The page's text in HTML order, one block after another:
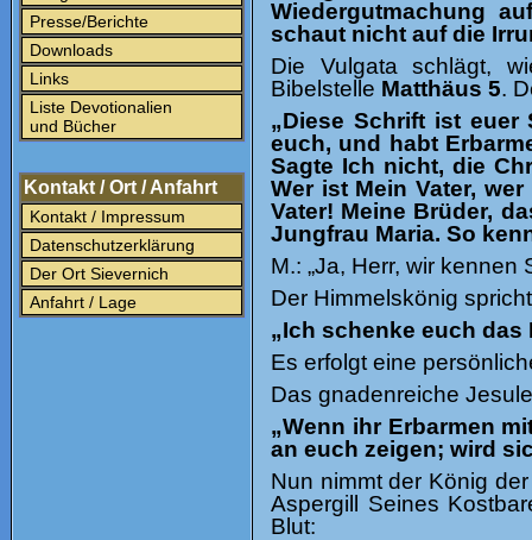
Presse/Berichte
Downloads
Links
Liste Devotionalien
und Bücher
Kontakt / Ort / Anfahrt
Kontakt / Impressum
Datenschutzerklärung
Der Ort Sievernich
Anfahrt / Lage
Wiedergutmachung
schaut nicht auf die
Die Vulgata schlägt,
Bibelstelle Matthäus 5.
„Diese Schrift ist
euch, und
habt
Sagte Ich nicht, die
Wer ist Mein Vater,
Vater! Meine Brüder,
Jungfrau Maria. So
M.: „Ja, Herr, wir kennen
Der Himmelskönig
„Ich schenke euch das
Es erfolgt eine
Das gnadenreiche
„Wenn ihr Erbarmen
an euch zeigen; wird
Nun nimmt der König
Aspergill Seines
Blut: